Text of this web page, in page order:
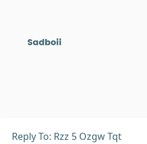
Reply To: Rzz 5 Ozgw Tqt